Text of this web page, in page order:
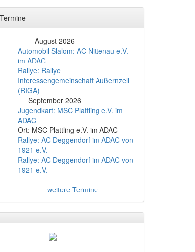
August 2026
Automobil Slalom: AC Nittenau e.V.
im ADAC
Rallye: Rallye
Interessengemeinschaft Außernzell
(RIGA)
September 2026
Jugendkart: MSC Plattling e.V. im
ADAC
Ort: MSC Plattling e.V. im ADAC
Rallye: AC Deggendorf im ADAC von
1921 e.V.
Rallye: AC Deggendorf im ADAC von
1921 e.V.
weitere Termine